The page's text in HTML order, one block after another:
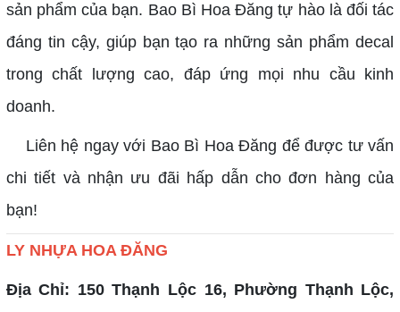
sản phẩm của bạn. Bao Bì Hoa Đăng tự hào là đối tác
đáng tin cậy, giúp bạn tạo ra những sản phẩm decal
trong chất lượng cao, đáp ứng mọi nhu cầu kinh
doanh.
Liên hệ ngay với Bao Bì Hoa Đăng để được tư vấn
chi tiết và nhận ưu đãi hấp dẫn cho đơn hàng của
bạn!
LY NHỰA HOA ĐĂNG
Địa Chỉ: 150 Thạnh Lộc 16, Phường Thạnh Lộc,